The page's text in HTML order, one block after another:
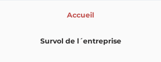
Accueil
Survol de l´entreprise